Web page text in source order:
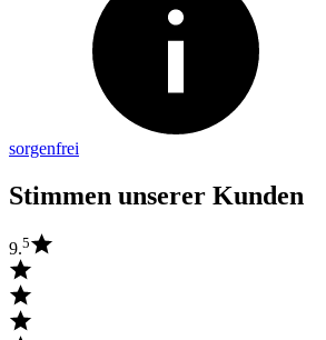
sorgenfrei
Stimmen unserer Kunden
9.5